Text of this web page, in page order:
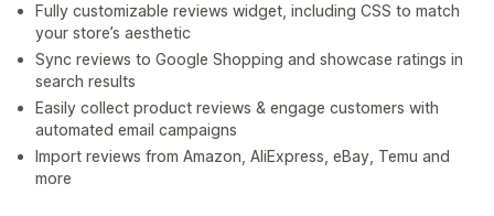
Fully customizable reviews widget, including CSS to match
your store’s aesthetic
Sync reviews to Google Shopping and showcase ratings in
search results
Easily collect product reviews & engage customers with
automated email campaigns
Import reviews from Amazon, AliExpress, eBay, Temu and
more